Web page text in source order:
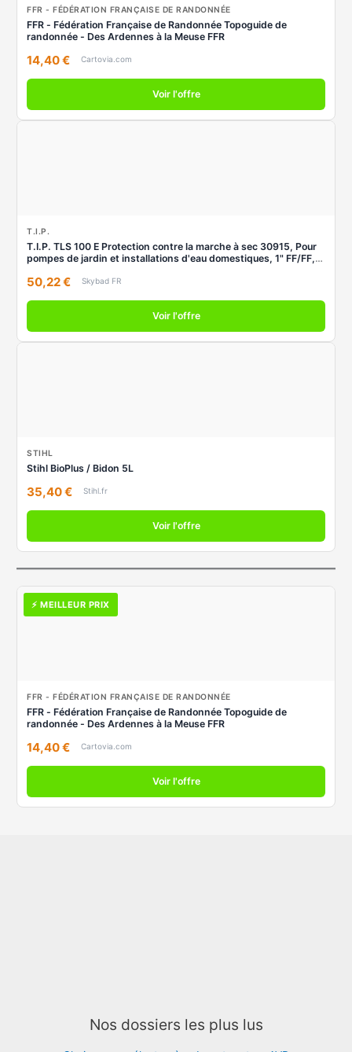
FFR - FÉDÉRATION FRANÇAISE DE RANDONNÉE
FFR - Fédération Française de Randonnée Topoguide de
randonnée - Des Ardennes à la Meuse FFR
14,40 € Cartovia.com
Voir l'offre
T.I.P.
T.I.P. TLS 100 E Protection contre la marche à sec 30915, Pour
pompes de jardin et installations d'eau domestiques, 1" FF/FF,
50,22 € Skybad FR
Voir l'offre
STIHL
Stihl BioPlus / Bidon 5L
35,40 € Stihl.fr
Voir l'offre
⚡ MEILLEUR PRIX
FFR - FÉDÉRATION FRANÇAISE DE RANDONNÉE
FFR - Fédération Française de Randonnée Topoguide de
randonnée - Des Ardennes à la Meuse FFR
14,40 € Cartovia.com
Voir l'offre
Nos dossiers les plus lus